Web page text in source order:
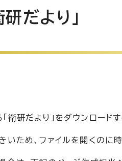
だより」
衛研だより」をダウンロードす
いため、ファイルを開くのに